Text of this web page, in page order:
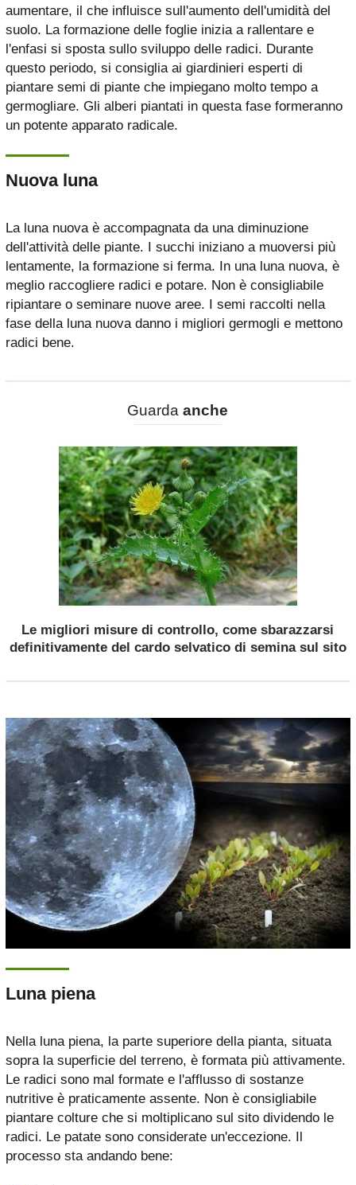
aumentare, il che influisce sull'aumento dell'umidità del
suolo. La formazione delle foglie inizia a rallentare e
l'enfasi si sposta sullo sviluppo delle radici. Durante
questo periodo, si consiglia ai giardinieri esperti di
piantare semi di piante che impiegano molto tempo a
germogliare. Gli alberi piantati in questa fase formeranno
un potente apparato radicale.
Nuova luna
La luna nuova è accompagnata da una diminuzione
dell'attività delle piante. I succhi iniziano a muoversi più
lentamente, la formazione si ferma. In una luna nuova, è
meglio raccogliere radici e potare. Non è consigliabile
ripiantare o seminare nuove aree. I semi raccolti nella
fase della luna nuova danno i migliori germogli e mettono
radici bene.
Guardaanche
Le migliori misure di controllo, come sbarazzarsi
definitivamente del cardo selvatico di semina sul sito
Luna piena
Nella luna piena, la parte superiore della pianta, situata
sopra la superficie del terreno, è formata più attivamente.
Le radici sono mal formate e l'afflusso di sostanze
nutritive è praticamente assente. Non è consigliabile
piantare colture che si moltiplicano sul sito dividendo le
radici. Le patate sono considerate un'eccezione. Il
processo sta andando bene: